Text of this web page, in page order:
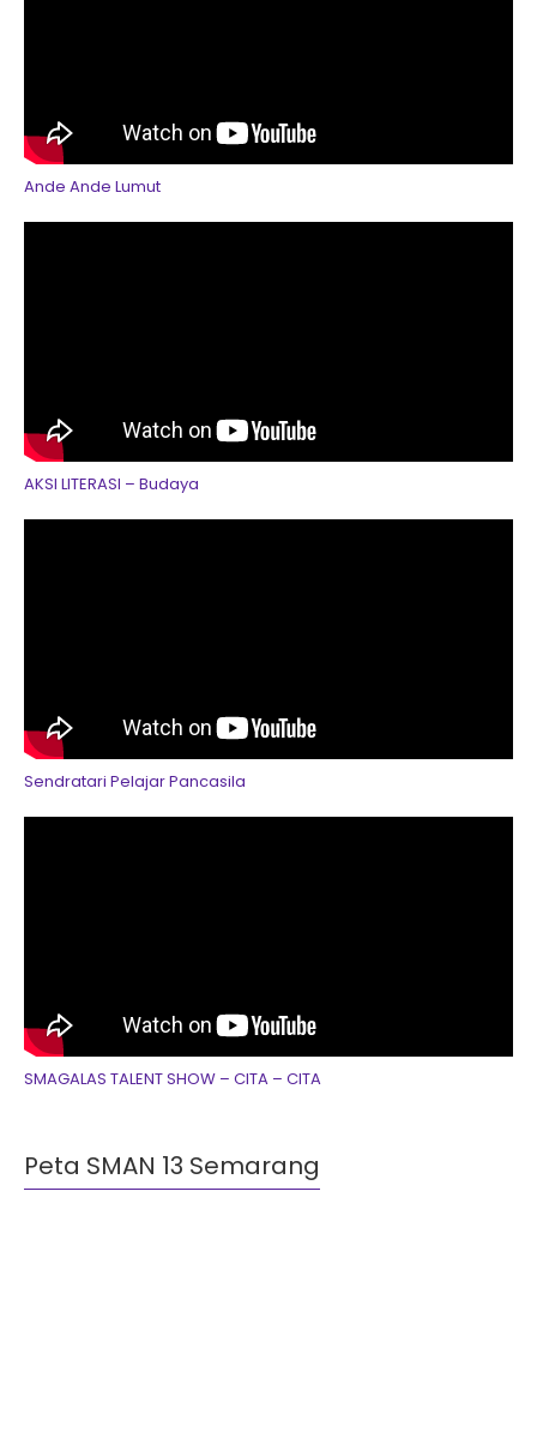
Ande Ande Lumut
AKSI LITERASI – Budaya
Sendratari Pelajar Pancasila
SMAGALAS TALENT SHOW – CITA – CITA
Peta SMAN 13 Semarang